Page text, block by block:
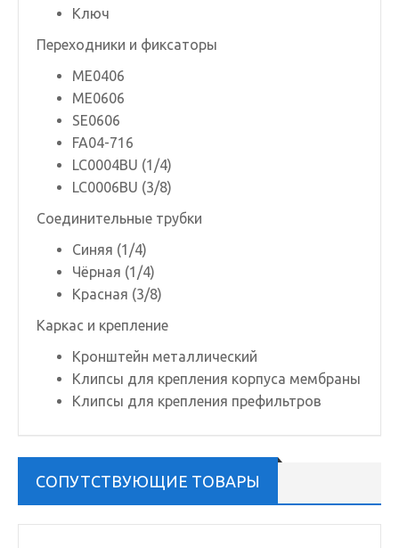
Ключ
Переходники и фиксаторы
ME0406
ME0606
SE0606
FA04-716
LC0004BU (1/4)
LC0006BU (3/8)
Соединительные трубки
Синяя (1/4)
Чёрная (1/4)
Красная (3/8)
Каркас и крепление
Кронштейн металлический
Клипсы для крепления корпуса мембраны
Клипсы для крепления префильтров
СОПУТСТВУЮЩИЕ ТОВАРЫ